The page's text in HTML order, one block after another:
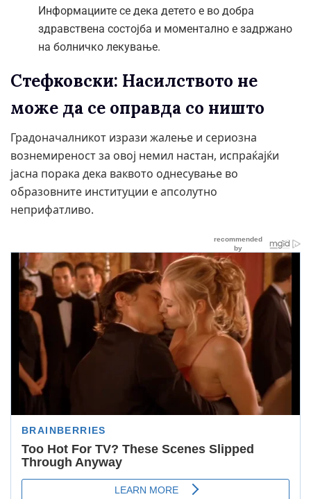
Информациите се дека детето е во добра
здравствена состојба и моментално е задржано
на болничко лекување.
Стефковски: Насилството не
може да се оправда со ништо
Градоначалникот изрази жалење и сериозна
вознемиреност за овој немил настан, испраќајќи
јасна порака дека ваквото однесување во
образовните институции е апсолутно
неприфатливо.